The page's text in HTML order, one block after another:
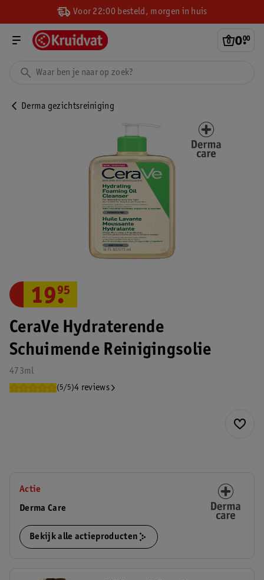
Voor 22:00 besteld, morgen in huis
0.
00
Derma gezichtsreiniging
CeraVe Hydraterende
Schuimende Reinigingsolie
473ml
(5/5)4 reviews
19.
95
Actie
Derma Care
Bekijk alle actieproducten